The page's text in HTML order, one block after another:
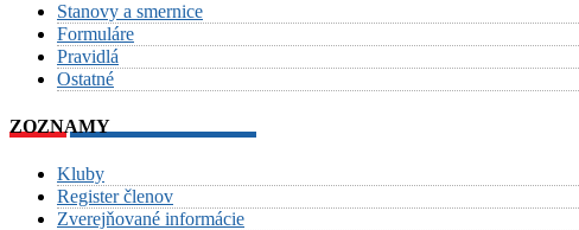
Stanovy a smernice
Formuláre
Pravidlá
Ostatné
ZOZNAMY
Kluby
Register členov
Zverejňované informácie